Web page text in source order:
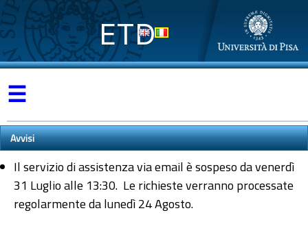
ETD
☰
Avvisi
Il servizio di assistenza via email è sospeso da venerdì
31 Luglio alle 13:30. Le richieste verranno processate
regolarmente da lunedì 24 Agosto.